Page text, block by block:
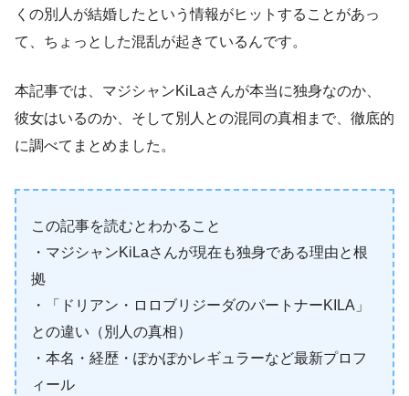
くの別人が結婚したという情報がヒットすることがあっ
て、ちょっとした混乱が起きているんです。
本記事では、マジシャンKiLaさんが本当に独身なのか、
彼女はいるのか、そして別人との混同の真相まで、徹底的
に調べてまとめました。
この記事を読むとわかること
・マジシャンKiLaさんが現在も独身である理由と根
拠
・「ドリアン・ロロブリジーダのパートナーKILA」
との違い（別人の真相）
・本名・経歴・ぽかぽかレギュラーなど最新プロフ
ィール